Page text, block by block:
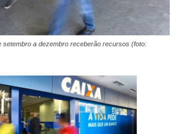
setembro a dezembro receberão recursos (foto: